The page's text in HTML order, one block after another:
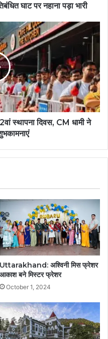
घाट पर नहाना पड़ा भारी
स्थापना दिवस, CM धामी ने
Uttarakhand: अश्विनी मिस फ्रेशर
आकाश बने मिस्टर फ्रेशर
October 1, 2024